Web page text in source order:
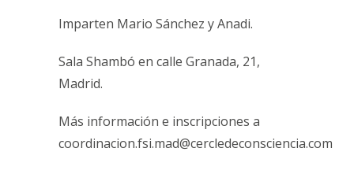
Imparten Mario Sánchez y Anadi.
Sala Shambó en calle Granada, 21,
Madrid.
Más información e inscripciones a
coordinacion.fsi.mad@cercledeconsciencia.com